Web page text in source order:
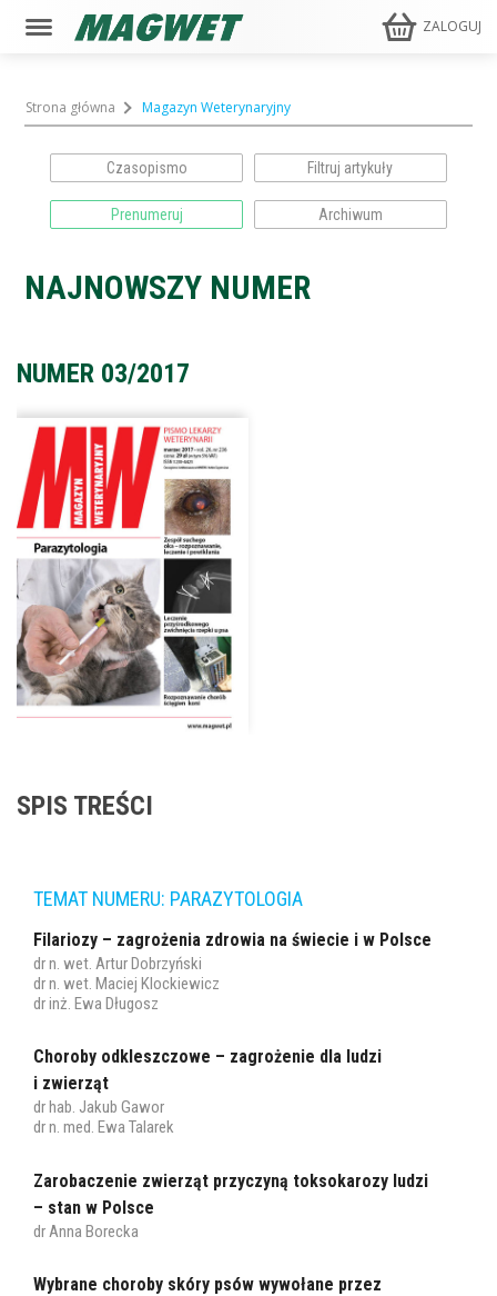
ZALOGUJ
Strona główna Magazyn Weterynaryjny
NAJNOWSZY NUMER
Czasopismo
Prenumeruj Archiwum
NUMER 03/2017
SPIS TREŚCI
TEMAT NUMERU: PARAZYTOLOGIA
Filariozy – zagrożenia zdrowia na świecie i w Polsce
dr n. wet. Artur Dobrzyński
dr n. wet. Maciej Klockiewicz
dr inż. Ewa Długosz
Choroby odkleszczowe – zagrożenie dla ludzi
i zwierząt
dr hab. Jakub Gawor
dr n. med. Ewa Talarek
Zarobaczenie zwierząt przyczyną toksokarozy ludzi
– stan w Polsce
dr Anna Borecka
Wybrane choroby skóry psów wywołane przez